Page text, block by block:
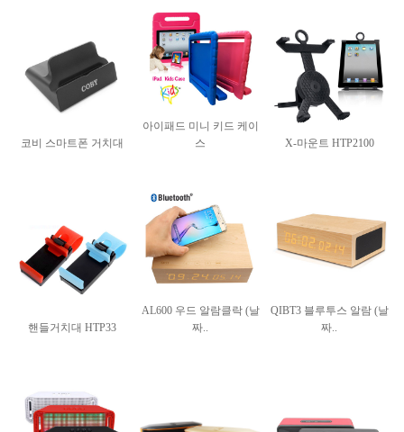
코비 스마트폰 거치대
아이패드 미니 키드 케이
스
X-마운트 HTP2100
핸들거치대 HTP33
AL600 우드 알람클락 (날
짜..
QIBT3 블루투스 알람 (날
짜..